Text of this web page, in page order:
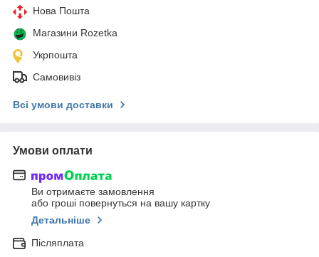
Нова Пошта
Магазини Rozetka
Укрпошта
Самовивіз
Всі умови доставки
Умови оплати
Ви отримаєте замовлення
або гроші повернуться на вашу картку
Детальніше
Післяплата